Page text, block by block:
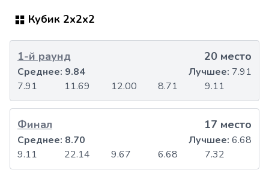
Кубик 2x2x2
1-й раунд 20 место
7.91 11.69 12.00 8.71 9.11
Среднее: 9.84 Лучшее: 7.91
Финал 17 место
9.11 22.14 9.67 6.68 7.32
Среднее: 8.70 Лучшее: 6.68